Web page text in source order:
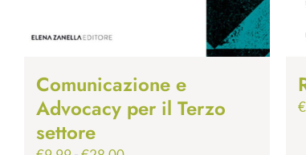
Comunicazione e
Advocacy per il Terzo
settore
€